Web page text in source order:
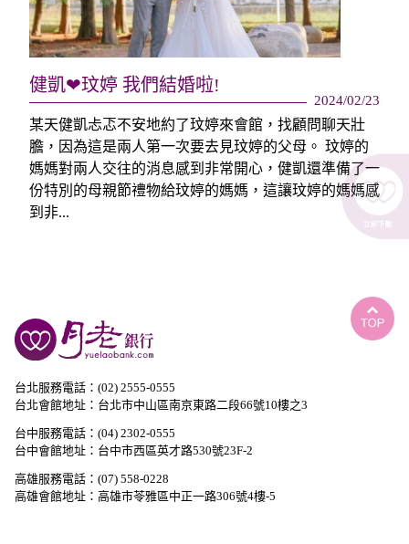
健凱❤玟婷 我們結婚啦!
2024/02/23
某天健凱忐忑不安地約了玟婷來會館，找顧問聊天壯
膽，因為這是兩人第一次要去見玟婷的父母。 玟婷的
媽媽對兩人交往的消息感到非常開心，健凱還準備了一
份特別的母親節禮物給玟婷的媽媽，這讓玟婷的媽媽感
到非...
台北服務電話：(02) 2555-0555
台北會館地址：台北市中山區南京東路二段66號10樓之3
台中服務電話：(04) 2302-0555
台中會館地址：台中市西區英才路530號23F-2
高雄服務電話：(07) 558-0228
高雄會館地址：高雄市苓雅區中正一路306號4樓-5